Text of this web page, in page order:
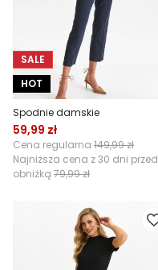
SALE
HOT
Spodnie damskie
59,99 zł
Cena regularna 149,99 zł
Najniższa cena z 30 dni przed
obniżką 79,99 zł